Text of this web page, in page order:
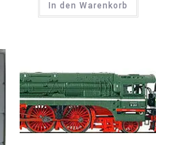
In den Warenkorb